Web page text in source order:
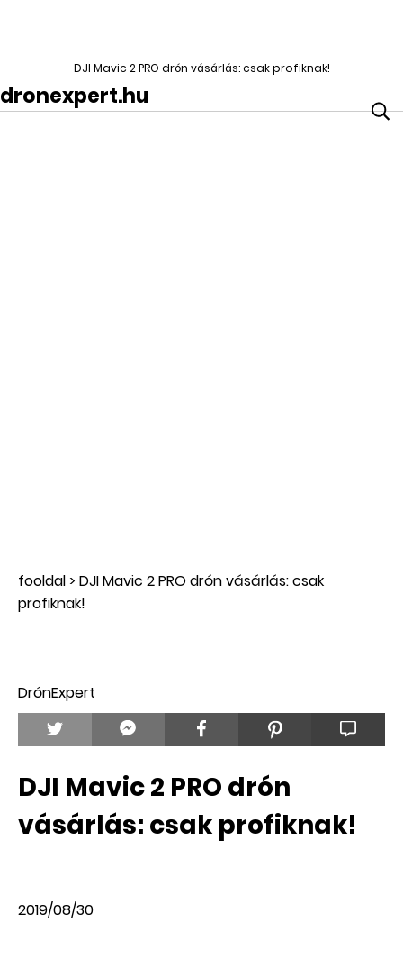
DJI Mavic 2 PRO drón vásárlás: csak profiknak!
dronexpert.hu
fooldal> DJI Mavic 2 PRO drón vásárlás: csak
profiknak!
DrónExpert
DJI Mavic 2 PRO drón
vásárlás: csak profiknak!
2019/08/30